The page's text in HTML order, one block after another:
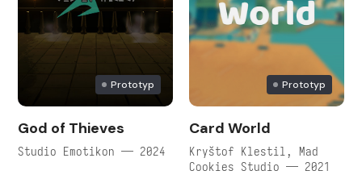
Prototyp
God of Thieves
Studio Emotikon — 2024
Prototyp
Card World
Kryštof Klestil, Mad
Cookies Studio — 2021